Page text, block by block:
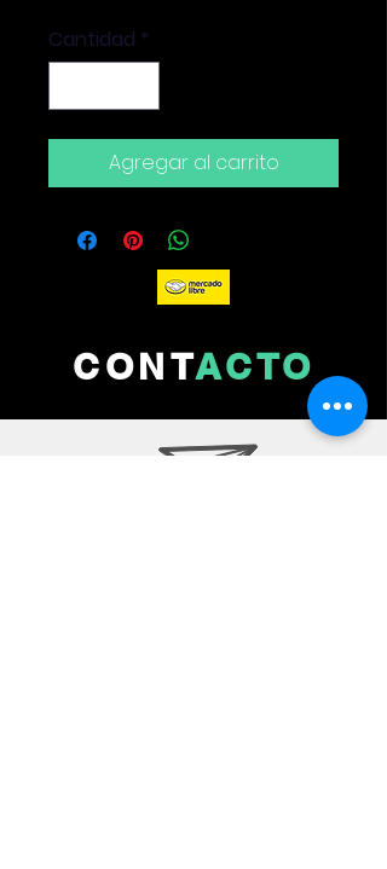
Cantidad *
Agregar al carrito
CONTACTO